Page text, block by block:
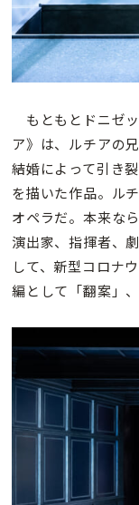
もともとドニゼ
ア》は、ルチアの
結婚によって引き
を描いた作品。ル
オペラだ。本来な
演出家、指揮者、
して、新型コロナ
編として「翻案」